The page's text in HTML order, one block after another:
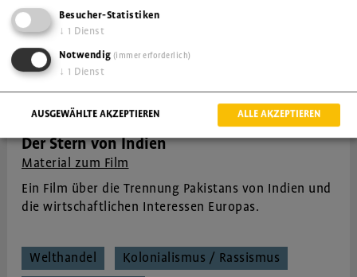
Der Stern von Indien
Material zum Film
Ein Film über die Trennung Pakistans von Indien und
die wirtschaftlichen Interessen Europas.
Welthandel Kolonialismus / Rassismus
Besucher-Statistiken
↓ 1 Dienst
Notwendig (immer erforderlich)
↓ 1 Dienst
AUSGEWÄHLTE AKZEPTIEREN ALLE AKZEPTIEREN